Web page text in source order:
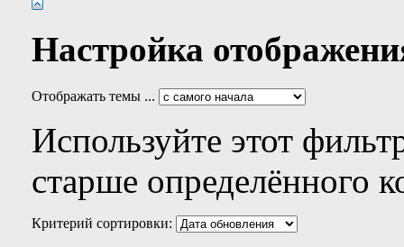
Настройка
Отображать темы ...
Используйте этот
старше определённого
Критерий сортировки: